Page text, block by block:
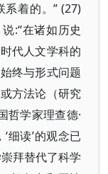
着的。” (27)
:“在诸如历史
代人文学科的
终与形式问题
方法论（研究
哲学家理查德·
细读’的观念已
拜替代了科学